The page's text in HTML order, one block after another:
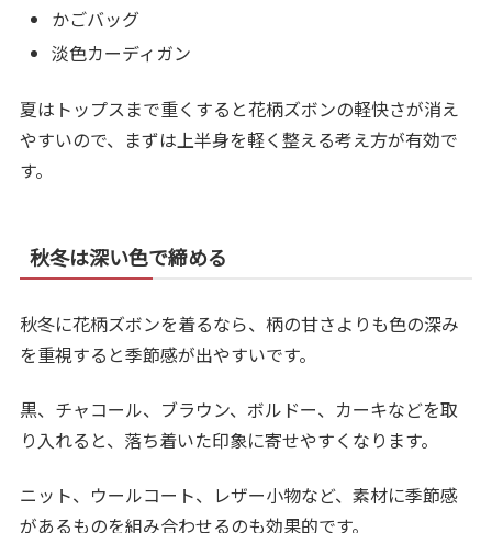
かごバッグ
淡色カーディガン
夏はトップスまで重くすると花柄ズボンの軽快さが消え
やすいので、まずは上半身を軽く整える考え方が有効で
す。
秋冬は深い色で締める
秋冬に花柄ズボンを着るなら、柄の甘さよりも色の深み
を重視すると季節感が出やすいです。
黒、チャコール、ブラウン、ボルドー、カーキなどを取
り入れると、落ち着いた印象に寄せやすくなります。
ニット、ウールコート、レザー小物など、素材に季節感
があるものを組み合わせるのも効果的です。